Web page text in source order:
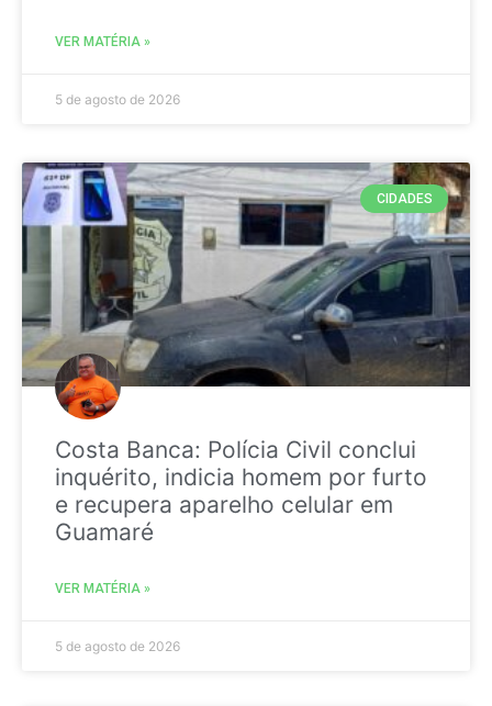
VER MATÉRIA »
5 de agosto de 2026
CIDADES
Costa Banca: Polícia Civil conclui
inquérito, indicia homem por furto
e recupera aparelho celular em
Guamaré
VER MATÉRIA »
5 de agosto de 2026